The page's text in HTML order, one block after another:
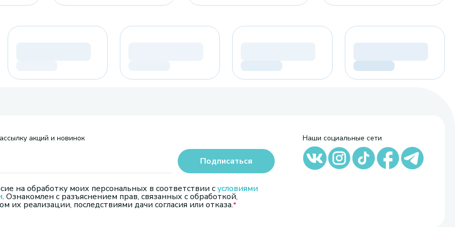
акций и новинок
на обработку моих персональных в соответствии сусловиями
. Ознакомлен с разъяснением прав, связанных с обработкой,
их реализации, последствиями дачи согласия или отказа.
Подписаться
Наши социальные сети